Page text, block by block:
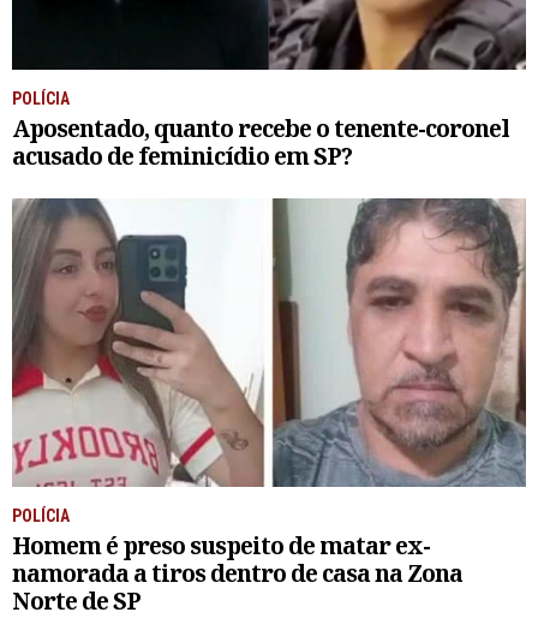
POLÍCIA
Aposentado, quanto recebe o tenente-coronel
acusado de feminicídio em SP?
POLÍCIA
Homem é preso suspeito de matar ex-
namorada a tiros dentro de casa na Zona
Norte de SP